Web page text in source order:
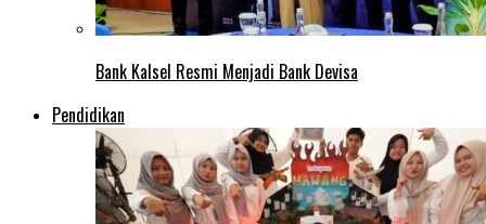
Bank Kalsel Resmi Menjadi Bank Devisa
Pendidikan